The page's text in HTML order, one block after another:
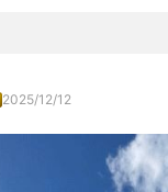
2025/12/12